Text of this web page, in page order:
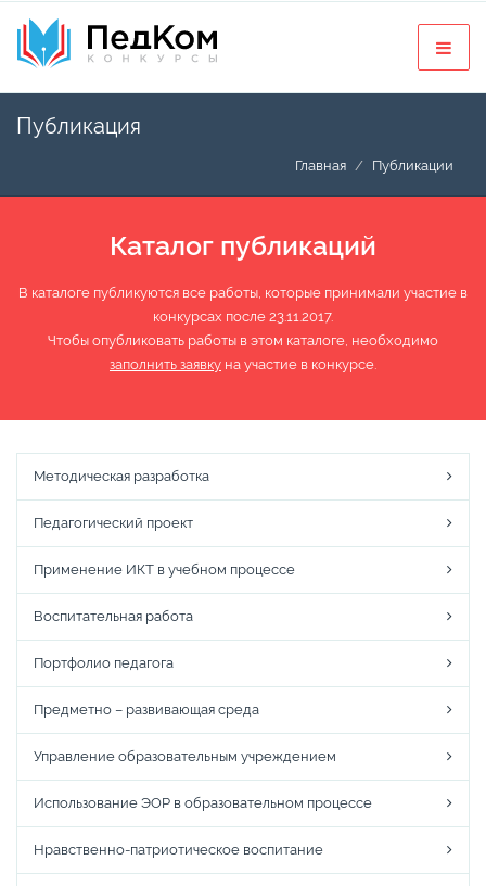
Публикация
Главная Публикации
Каталог публикаций
В каталоге публикуются все работы, которые принимали участие в
конкурсах после 23.11.2017.
Чтобы опубликовать работы в этом каталоге, необходимо
заполнить заявку на участие в конкурсе.
Методическая разработка
Педагогический проект
Применение ИКТ в учебном процессе
Воспитательная работа
Портфолио педагога
Предметно – развивающая среда
Управление образовательным учреждением
Использование ЭОР в образовательном процессе
Нравственно-патриотическое воспитание